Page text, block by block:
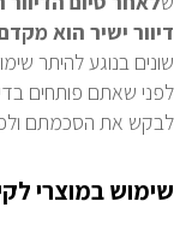
דיוור ישיר הוא
שונים בנוגע להיתר
לפני שאתם פותחים
לבקש את הסכמתם
שימוש במוצרי